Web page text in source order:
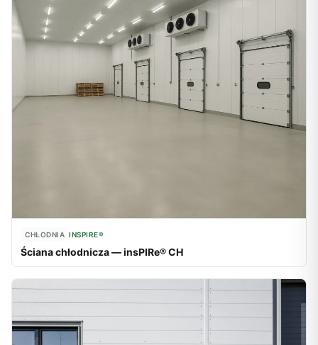
CHŁODNIA INSPIRE®
Ściana chłodnicza — insPIRe® CH